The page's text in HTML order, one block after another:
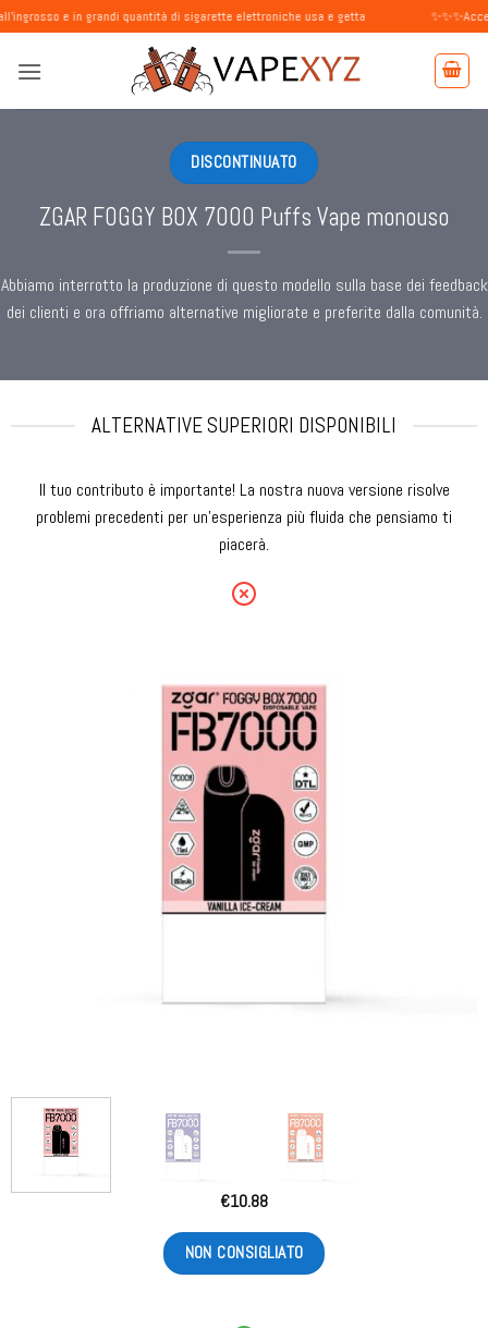
Salta
ai
contenuti
e in grandi quantità di sigarette elettroniche usa e getta ✨✨✨Accettiamo
DISCONTINUATO
ZGAR FOGGY BOX 7000 Puffs Vape monouso
Abbiamo interrotto la produzione di questo modello sulla base dei feedback
dei clienti e ora offriamo alternative migliorate e preferite dalla comunità.
ALTERNATIVE SUPERIORI DISPONIBILI
Il tuo contributo è importante! La nostra nuova versione risolve
problemi precedenti per un'esperienza più fluida che pensiamo ti
piacerà.
€10.88
NON CONSIGLIATO